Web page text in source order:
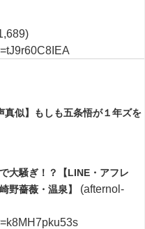
真似】もしも五条悟が１年ズを
大騒ぎ！？【LINE・アフレ
野薔薇・温泉】
(afternol-